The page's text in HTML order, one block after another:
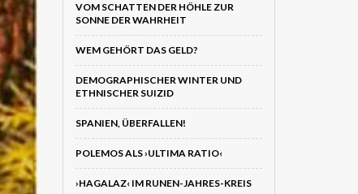
VOM SCHATTEN DER HÖHLE ZUR
SONNE DER WAHRHEIT
WEM GEHÖRT DAS GELD?
DEMOGRAPHISCHER WINTER UND
ETHNISCHER SUIZID
SPANIEN, ÜBERFALLEN!
POLEMOS ALS ›ULTIMA RATIO‹
›HAGALAZ‹ IM RUNEN-JAHRES-KREIS